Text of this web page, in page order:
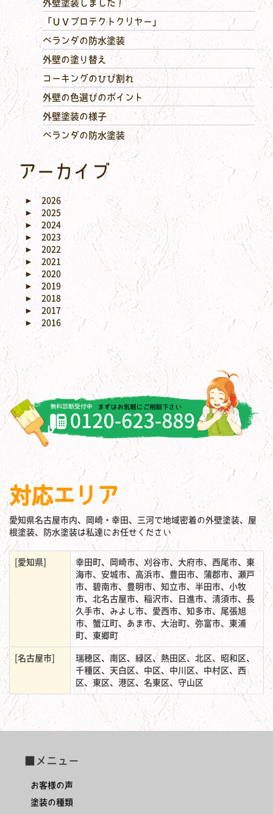
外壁塗装しました！
「ＵＶプロテクトクリヤー」
ベランダの防水塗装
外壁の塗り替え
コーキングのひび割れ
外壁の色選びのポイント
外壁塗装の様子
ベランダの防水塗装
アーカイブ
►
2026
►
2025
► 2024
►
2023
►
2022
►
2021
►
2020
►
2019
►
2018
►
2017
►
2016
対応エリア
愛知県名古屋市内、岡崎・幸田、三河で地域密着の外壁塗装、屋
根塗装、防水塗装は私達にお任せください
[愛知県]
幸田町、岡崎市、刈谷市、大府市、西尾市、東
海市、安城市、高浜市、豊田市、蒲郡市、瀬戸
市、碧南市、豊明市、知立市、半田市、小牧
市、北名古屋市、稲沢市、日進市、清須市、長
久手市、みよし市、愛西市、知多市、尾張旭
市、蟹江町、あま市、大治町、弥富市、東浦
町、東郷町
[名古屋市]
瑞穂区、南区、緑区、熱田区、北区、昭和区、
千種区、天白区、中区、中川区、中村区、西
区、東区、港区、名東区、守山区
■メニュー
お客様の声
塗装の種類